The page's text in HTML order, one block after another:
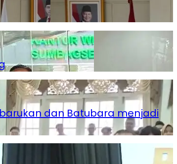
dan Batubara menjadi